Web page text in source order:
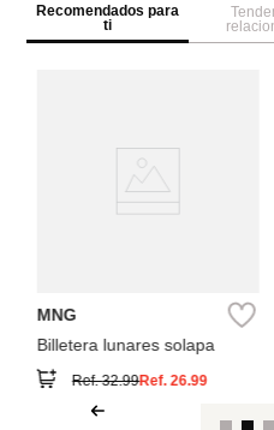
Recomendados para
ti
MNG
Billetera lunares solapa
Ref.32.99Ref.26.99